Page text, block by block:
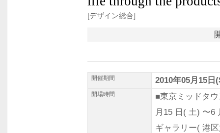
[デザイン総合]
開催期間 2010年05月15日
開場時間
■東京ミッドタ
月15 日( 土) 〜6
ギャラリー( 港